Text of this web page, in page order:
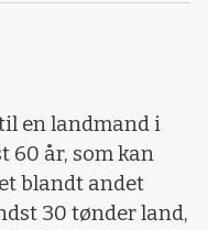
en landmand i
60 år, som kan
blandt andet
30 tønder land,